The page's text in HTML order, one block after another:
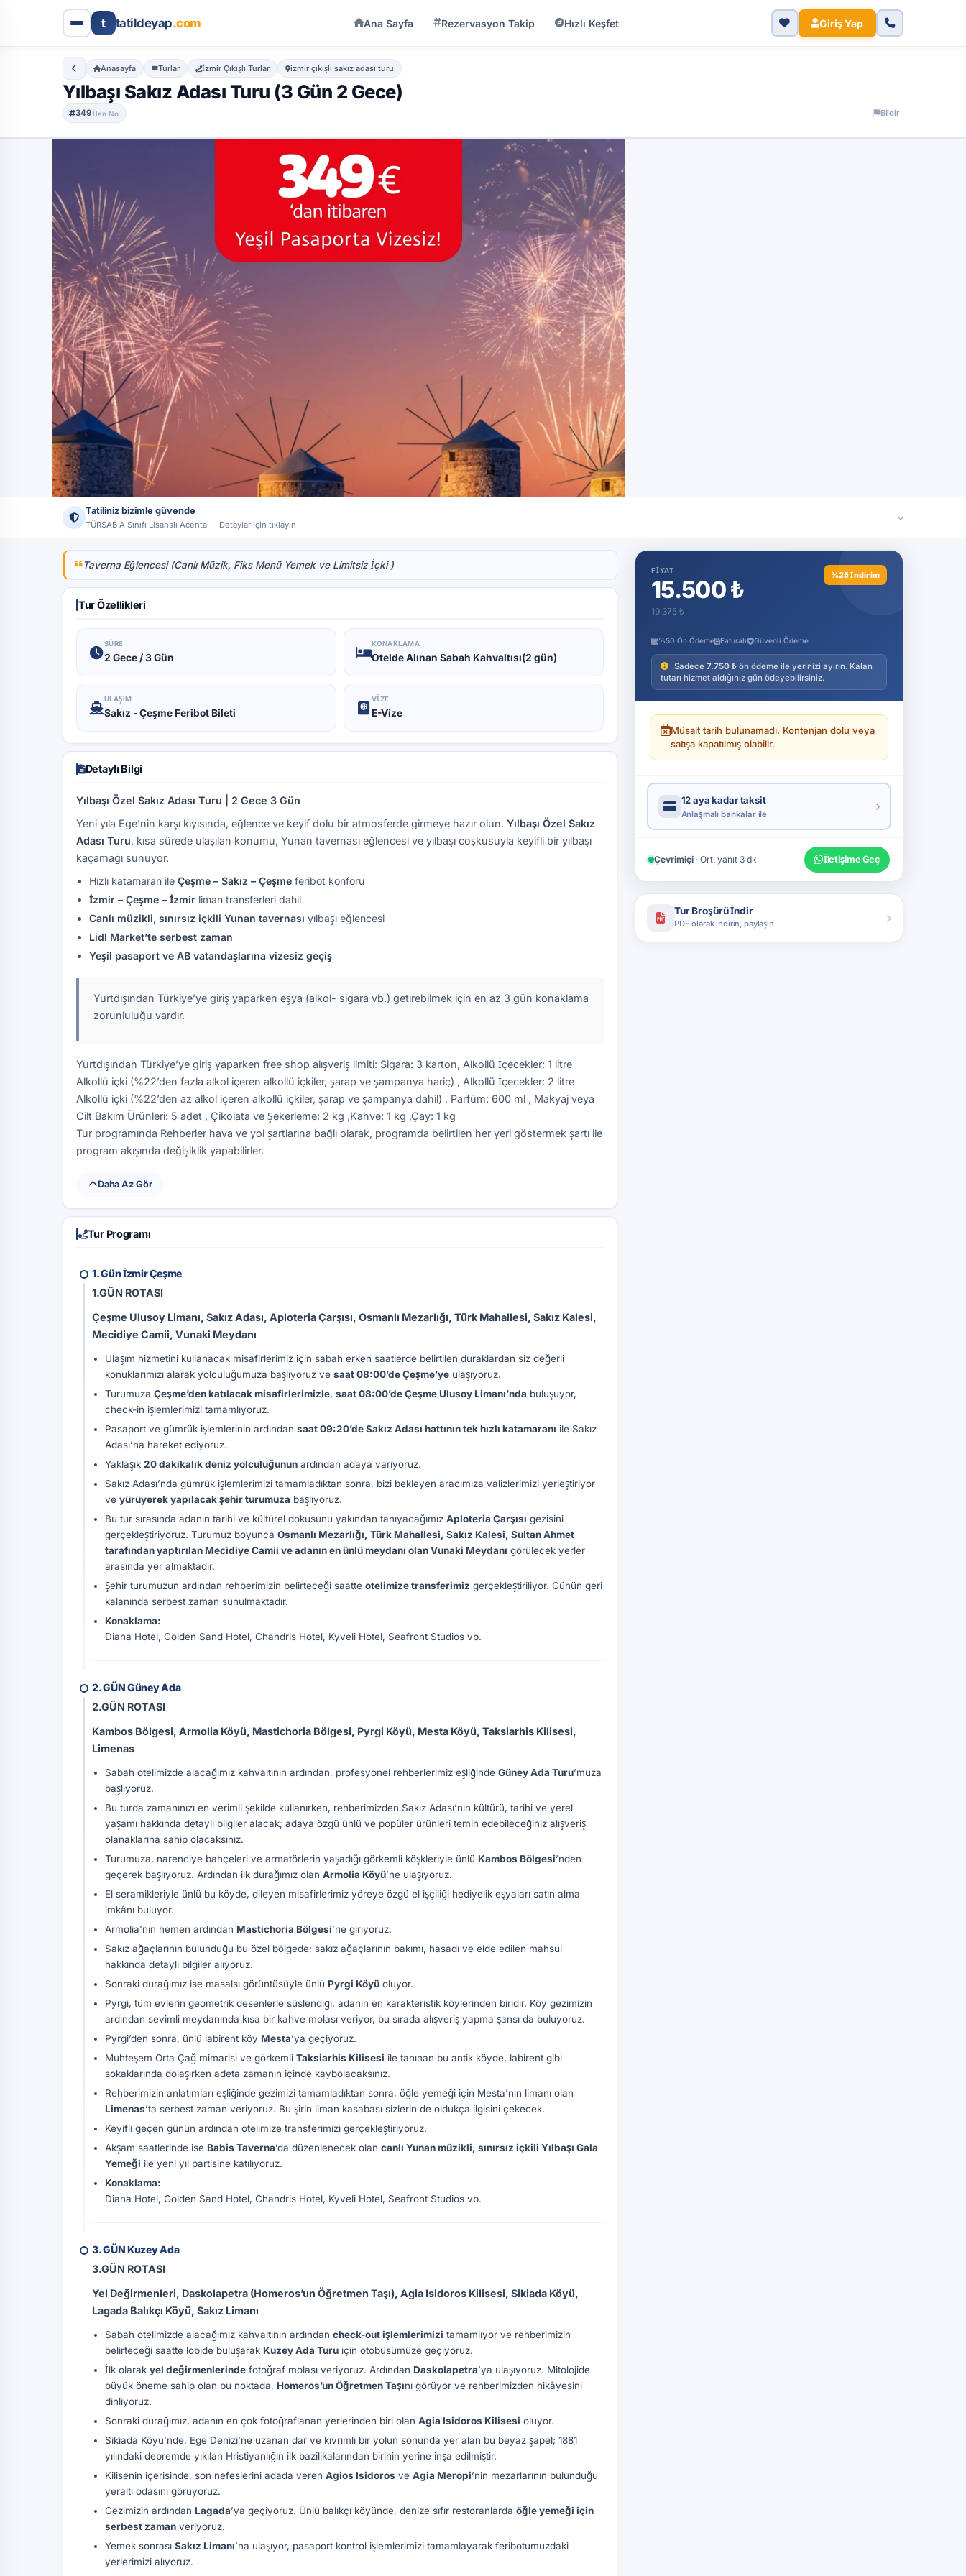
t tatildeyap.com Ana Sayfa Rezervasyon Takip Hızlı Keşfet Giriş Yap
Anasayfa Turlar İzmir Çıkışlı Turlar izmir çıkışlı sakız adası turu
Yılbaşı Sakız Adası Turu (3 Gün 2 Gece)
349 İlan No Bildir
Tüm Fotoğraflar (1)
Tatiliniz bizimle güvende
TÜRSAB A Sınıfı Lisanslı Acenta — Detaylar için tıklayın
Genel Bakış Özellikler İptal Şartları KIŞI BAŞI
15.500 ₺
Taverna Eğlencesi (Canlı Müzik, Fiks Menü Yemek ve Limitsiz İçki )
Tur Özellikleri
SÜRE
2 Gece / 3 Gün
KONAKLAMA
Otelde Alınan Sabah Kahvaltısı(2 gün)
ULAŞIM
Sakız - Çeşme Feribot Bileti
VIZE
E-Vize
Detaylı Bilgi
Yılbaşı Özel Sakız Adası Turu | 2 Gece 3 Gün
Yeni yıla Ege’nin karşı kıyısında, eğlence ve keyif dolu bir atmosferde girmeye hazır olun. Yılbaşı Özel Sakız
Adası Turu, kısa sürede ulaşılan konumu, Yunan tavernası eğlencesi ve yılbaşı coşkusuyla keyifli bir yılbaşı
kaçamağı sunuyor.
Hızlı katamaran ile Çeşme – Sakız – Çeşme feribot konforu
İzmir – Çeşme – İzmir liman transferleri dahil
Canlı müzikli, sınırsız içkili Yunan tavernası yılbaşı eğlencesi
Lidl Market’te serbest zaman
Yeşil pasaport ve AB vatandaşlarına vizesiz geçiş
Yurtdışından Türkiye’ye giriş yaparken eşya (alkol- sigara vb.) getirebilmek için en az 3 gün konaklama
zorunluluğu vardır.
Yurtdışından Türkiye’ye giriş yaparken free shop alışveriş limiti: Sigara: 3 karton, Alkollü İçecekler: 1 litre
Alkollü içki (%22’den fazla alkol içeren alkollü içkiler, şarap ve şampanya hariç) , Alkollü İçecekler: 2 litre
Alkollü içki (%22’den az alkol içeren alkollü içkiler, şarap ve şampanya dahil) , Parfüm: 600 ml , Makyaj veya
Cilt Bakım Ürünleri: 5 adet , Çikolata ve Şekerleme: 2 kg ,Kahve: 1 kg ,Çay: 1 kg
Tur programında Rehberler hava ve yol şartlarına bağlı olarak, programda belirtilen her yeri göstermek şartı ile
program akışında değişiklik yapabilirler.
Daha Az Gör
Tur Programı
1. Gün İzmir Çeşme
1.GÜN ROTASI
Çeşme Ulusoy Limanı, Sakız Adası, Aploteria Çarşısı, Osmanlı Mezarlığı, Türk Mahallesi, Sakız Kalesi,
Mecidiye Camii, Vunaki Meydanı
Ulaşım hizmetini kullanacak misafirlerimiz için sabah erken saatlerde belirtilen duraklardan siz değerli
konuklarımızı alarak yolculuğumuza başlıyoruz ve saat 08:00’de Çeşme’ye ulaşıyoruz.
Turumuza Çeşme’den katılacak misafirlerimizle, saat 08:00’de Çeşme Ulusoy Limanı’nda buluşuyor,
check-in işlemlerimizi tamamlıyoruz.
Pasaport ve gümrük işlemlerinin ardından saat 09:20’de Sakız Adası hattının tek hızlı katamaranı ile Sakız
Adası’na hareket ediyoruz.
Yaklaşık 20 dakikalık deniz yolculuğunun ardından adaya varıyoruz.
Sakız Adası’nda gümrük işlemlerimizi tamamladıktan sonra, bizi bekleyen aracımıza valizlerimizi yerleştiriyor
ve yürüyerek yapılacak şehir turumuza başlıyoruz.
Bu tur sırasında adanın tarihi ve kültürel dokusunu yakından tanıyacağımız Aploteria Çarşısı gezisini
gerçekleştiriyoruz. Turumuz boyunca Osmanlı Mezarlığı, Türk Mahallesi, Sakız Kalesi, Sultan Ahmet
tarafından yaptırılan Mecidiye Camii ve adanın en ünlü meydanı olan Vunaki Meydanı görülecek yerler
arasında yer almaktadır.
Şehir turumuzun ardından rehberimizin belirteceği saatte otelimize transferimiz gerçekleştiriliyor. Günün geri
kalanında serbest zaman sunulmaktadır.
Konaklama:
Diana Hotel, Golden Sand Hotel, Chandris Hotel, Kyveli Hotel, Seafront Studios vb.
2. GÜN Güney Ada
2.GÜN ROTASI
Kambos Bölgesi, Armolia Köyü, Mastichoria Bölgesi, Pyrgi Köyü, Mesta Köyü, Taksiarhis Kilisesi,
Limenas
Sabah otelimizde alacağımız kahvaltının ardından, profesyonel rehberlerimiz eşliğinde Güney Ada Turu’muza
başlıyoruz.
Bu turda zamanınızı en verimli şekilde kullanırken, rehberimizden Sakız Adası’nın kültürü, tarihi ve yerel
yaşamı hakkında detaylı bilgiler alacak; adaya özgü ünlü ve popüler ürünleri temin edebileceğiniz alışveriş
olanaklarına sahip olacaksınız.
Turumuza, narenciye bahçeleri ve armatörlerin yaşadığı görkemli köşkleriyle ünlü Kambos Bölgesi’nden
geçerek başlıyoruz. Ardından ilk durağımız olan Armolia Köyü’ne ulaşıyoruz.
El seramikleriyle ünlü bu köyde, dileyen misafirlerimiz yöreye özgü el işçiliği hediyelik eşyaları satın alma
imkânı buluyor.
Armolia’nın hemen ardından Mastichoria Bölgesi’ne giriyoruz.
Sakız ağaçlarının bulunduğu bu özel bölgede; sakız ağaçlarının bakımı, hasadı ve elde edilen mahsul
hakkında detaylı bilgiler alıyoruz.
Sonraki durağımız ise masalsı görüntüsüyle ünlü Pyrgi Köyü oluyor.
Pyrgi, tüm evlerin geometrik desenlerle süslendiği, adanın en karakteristik köylerinden biridir. Köy gezimizin
ardından sevimli meydanında kısa bir kahve molası veriyor, bu sırada alışveriş yapma şansı da buluyoruz.
Pyrgi’den sonra, ünlü labirent köy Mesta’ya geçiyoruz.
Muhteşem Orta Çağ mimarisi ve görkemli Taksiarhis Kilisesi ile tanınan bu antik köyde, labirent gibi
sokaklarında dolaşırken adeta zamanın içinde kaybolacaksınız.
Rehberimizin anlatımları eşliğinde gezimizi tamamladıktan sonra, öğle yemeği için Mesta’nın limanı olan
Limenas’ta serbest zaman veriyoruz. Bu şirin liman kasabası sizlerin de oldukça ilgisini çekecek.
Keyifli geçen günün ardından otelimize transferimizi gerçekleştiriyoruz.
Akşam saatlerinde ise Babis Taverna’da düzenlenecek olan canlı Yunan müzikli, sınırsız içkili Yılbaşı Gala
Yemeği ile yeni yıl partisine katılıyoruz.
Konaklama:
Diana Hotel, Golden Sand Hotel, Chandris Hotel, Kyveli Hotel, Seafront Studios vb.
3. GÜN Kuzey Ada
3.GÜN ROTASI
Yel Değirmenleri, Daskolapetra (Homeros’un Öğretmen Taşı), Agia Isidoros Kilisesi, Sikiada Köyü,
Lagada Balıkçı Köyü, Sakız Limanı
Sabah otelimizde alacağımız kahvaltının ardından check-out işlemlerimizi tamamlıyor ve rehberimizin
belirteceği saatte lobide buluşarak Kuzey Ada Turu için otobüsümüze geçiyoruz.
İlk olarak yel değirmenlerinde fotoğraf molası veriyoruz. Ardından Daskolapetra’ya ulaşıyoruz. Mitolojide
büyük öneme sahip olan bu noktada, Homeros’un Öğretmen Taşını görüyor ve rehberimizden hikâyesini
dinliyoruz.
Sonraki durağımız, adanın en çok fotoğraflanan yerlerinden biri olan Agia Isidoros Kilisesi oluyor.
Sikiada Köyü’nde, Ege Denizi’ne uzanan dar ve kıvrımlı bir yolun sonunda yer alan bu beyaz şapel; 1881
yılındaki depremde yıkılan Hristiyanlığın ilk bazilikalarından birinin yerine inşa edilmiştir.
Kilisenin içerisinde, son nefeslerini adada veren Agios Isidoros ve Agia Meropi’nin mezarlarının bulunduğu
yeraltı odasını görüyoruz.
Gezimizin ardından Lagada’ya geçiyoruz. Ünlü balıkçı köyünde, denize sıfır restoranlarda öğle yemeği için
serbest zaman veriyoruz.
Yemek sonrası Sakız Limanı’na ulaşıyor, pasaport kontrol işlemlerimizi tamamlayarak feribotumuzdaki
yerlerimizi alıyoruz.
FIYAT
15.500 ₺
19.375 ₺
%25 İndirim
%50 Ön Ödeme Faturalı Güvenli Ödeme
Sadece 7.750 ₺ ön ödeme ile yerinizi ayırın. Kalan
tutarı hizmet aldığınız gün ödeyebilirsiniz.
Müsait tarih bulunamadı. Kontenjan dolu veya
satışa kapatılmış olabilir.
12 aya kadar taksit
Anlaşmalı bankalar ile
Çevrimiçi · Ort. yanıt 3 dk İletişime Geç
Tur Broşürü İndir
PDF olarak indirin, paylaşın